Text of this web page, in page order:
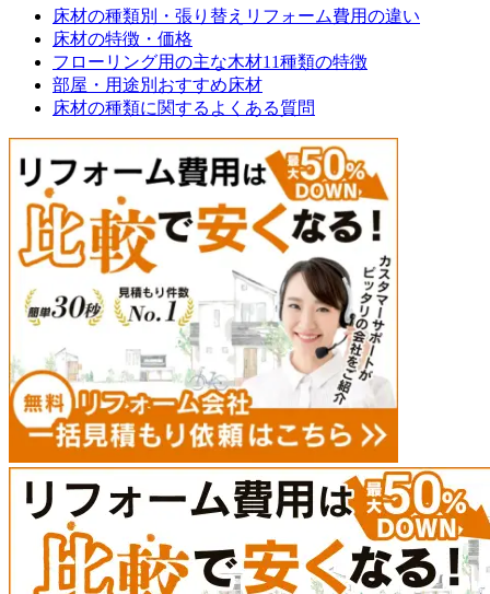
床材の種類別・張り替えリフォーム費用の違い
床材の特徴・価格
フローリング用の主な木材11種類の特徴
部屋・用途別おすすめ床材
床材の種類に関するよくある質問